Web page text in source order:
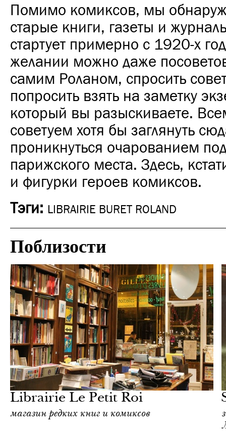
Помимо комиксов, мы
старые книги, газеты и
стартует примерно с 1920-х
желании можно даже
самим Роланом, спросить
попросить взять на заметку
который вы разыскиваете.
советуем хотя бы заглянуть
проникнуться очарованием
парижского места. Здесь,
и фигурки героев комиксов.
Тэги: LIBRAIRIE BURET ROLAND
Поблизости
Librairie Le Petit Roi
магазин редких книг и комиксов
жизнь